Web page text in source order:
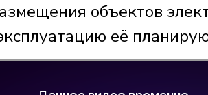
объектов
её